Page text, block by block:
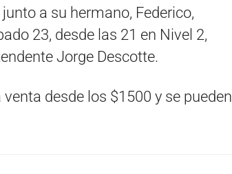
a su hermano, Federico,
23, desde las 21 en Nivel 2,
Jorge Descotte.
desde los $1500 y se pueden